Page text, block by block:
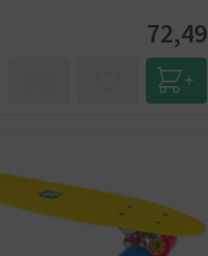
72,49